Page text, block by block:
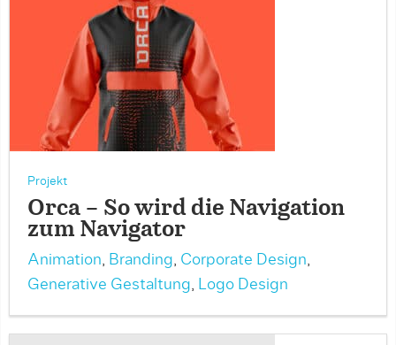
Projekt
Orca – So wird die Navigation
zum Navigator
Animation, Branding, Corporate Design,
Generative Gestaltung, Logo Design